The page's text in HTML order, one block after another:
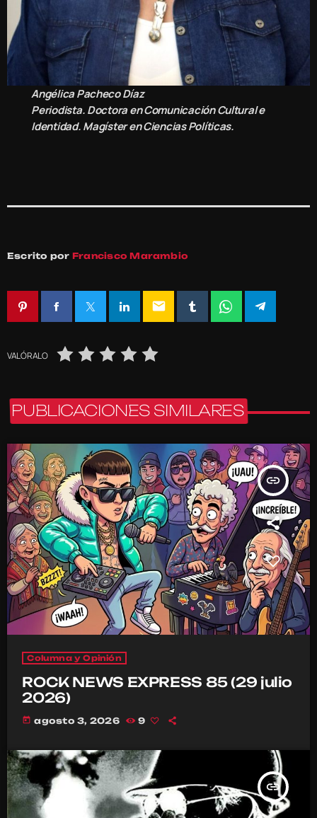
Angélica Pacheco Díaz
Periodista. Doctora en Comunicación Cultural e
Identidad. Magíster en Ciencias Políticas.
Escrito por Francisco Marambio
email
VALÓRALO
PUBLICACIONES SIMILARES
insert_link
Columna y Opinión
ROCK NEWS EXPRESS 85 (29 julio
2026)
today agosto 3, 2026 9
insert_link